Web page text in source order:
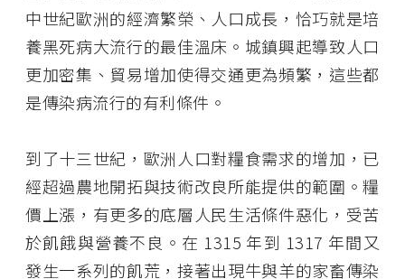
中世紀歐洲的經濟繁榮、人口成長，恰巧就是培
養黑死病大流行的最佳溫床。城鎮興起導致人口
更加密集、貿易增加使得交通更為頻繁，這些都
是傳染病流行的有利條件。
到了十三世紀，歐洲人口對糧食需求的增加，已
經超過農地開拓與技術改良所能提供的範圍。糧
價上漲，有更多的底層人民生活條件惡化，受苦
於飢餓與營養不良。在 1315 年到 1317 年間又
發生一系列的飢荒，接著出現牛與羊的家畜傳染